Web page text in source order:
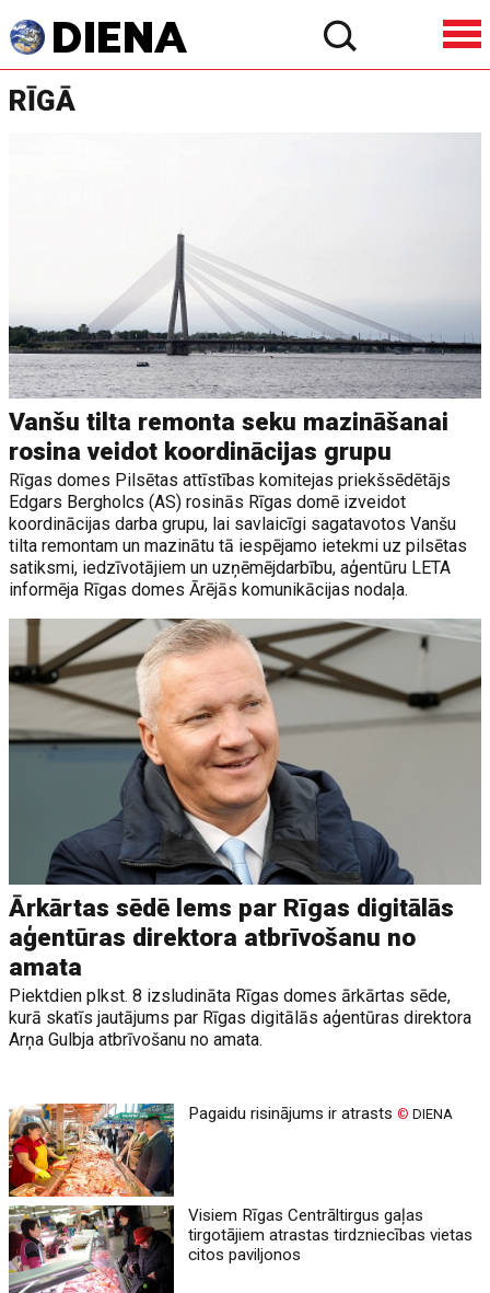
RĪGĀ
Vanšu tilta remonta seku mazināšanai
rosina veidot koordinācijas grupu
Rīgas domes Pilsētas attīstības komitejas priekšsēdētājs
Edgars Bergholcs (AS) rosinās Rīgas domē izveidot
koordinācijas darba grupu, lai savlaicīgi sagatavotos Vanšu
tilta remontam un mazinātu tā iespējamo ietekmi uz pilsētas
satiksmi, iedzīvotājiem un uzņēmējdarbību, aģentūru LETA
informēja Rīgas domes Ārējās komunikācijas nodaļa.
Ārkārtas sēdē lems par Rīgas digitālās
aģentūras direktora atbrīvošanu no
amata
Piektdien plkst. 8 izsludināta Rīgas domes ārkārtas sēde,
kurā skatīs jautājums par Rīgas digitālās aģentūras direktora
Arņa Gulbja atbrīvošanu no amata.
Pagaidu risinājums ir atrasts© DIENA
Visiem Rīgas Centrāltirgus gaļas
tirgotājiem atrastas tirdzniecības vietas
citos paviljonos